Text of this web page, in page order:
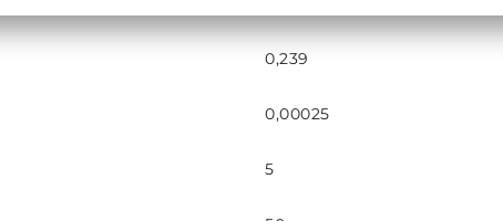
0,239
0,00025
5